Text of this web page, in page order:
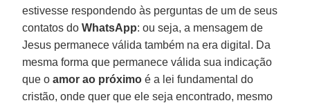
estivesse respondendo às perguntas de um de seus
contatos doWhatsApp: ou seja, a mensagem de
Jesus permanece válida também na era digital. Da
mesma forma que permanece válida sua indicação
que oamor ao próximo é a lei fundamental do
cristão, onde quer que ele seja encontrado, mesmo